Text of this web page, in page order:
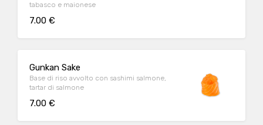
tabasco e maionese
7.00 €
Gunkan Sake
Base di riso avvolto con sashimi salmone,
tartar di salmone
7.00 €